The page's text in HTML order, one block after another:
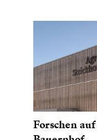
Forschen